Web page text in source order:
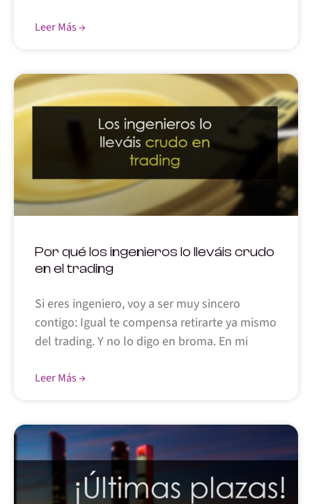
Leer Más →
Por qué los ingenieros lo lleváis crudo
en el trading
Si eres ingeniero, voy a ser muy sincero
contigo: Igual te compensa retirarte ya mismo
del trading. Y no lo digo en broma. En mi
Leer Más →